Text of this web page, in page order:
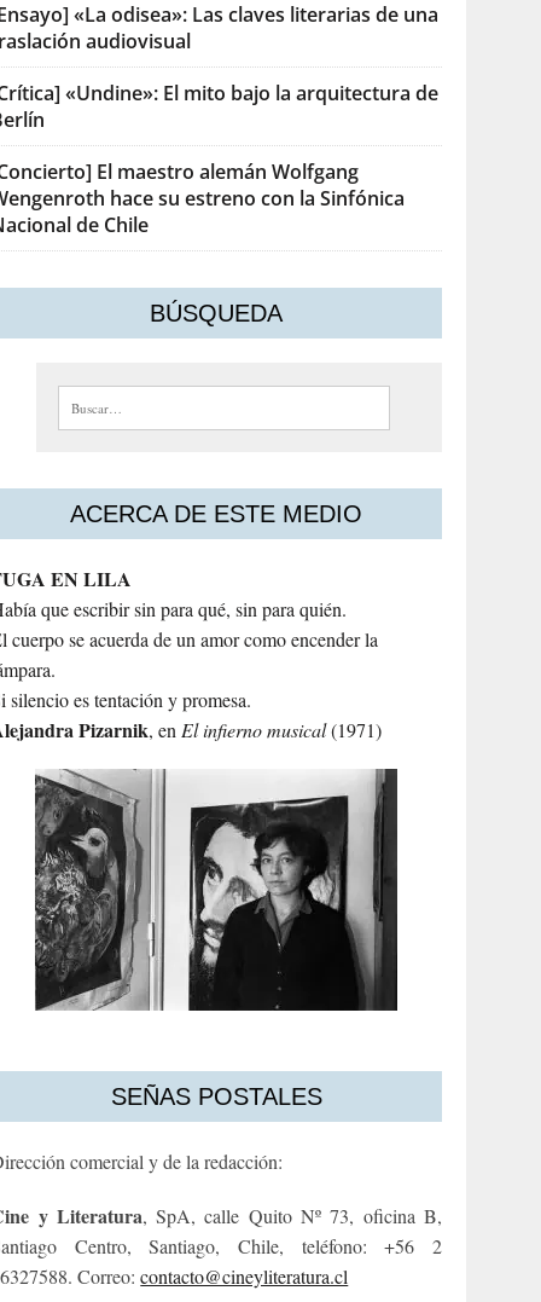
«La odisea»: Las claves literarias de una
audiovisual
«Undine»: El mito bajo la arquitectura de
El maestro alemán Wolfgang
hace su estreno con la Sinfónica
de Chile
BÚSQUEDA
Buscar:
ACERCA DE ESTE MEDIO
EN LILA
que escribir sin para qué, sin para quién.
cuerpo se acuerda de un amor como encender la
silencio es tentación y promesa.
Pizarnik, enEl infierno musical(1971)
SEÑAS POSTALES
comercial y de la redacción:
y Literatura, SpA, calle Quito Nº 73, oficina B,
Centro, Santiago, Chile, teléfono: +56 2
Correo:contacto@cineyliteratura.cl